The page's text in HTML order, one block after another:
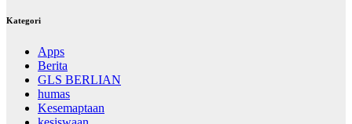
Kategori
Apps
Berita
GLS BERLIAN
humas
Kesemaptaan